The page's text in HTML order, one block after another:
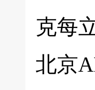
克每
北京